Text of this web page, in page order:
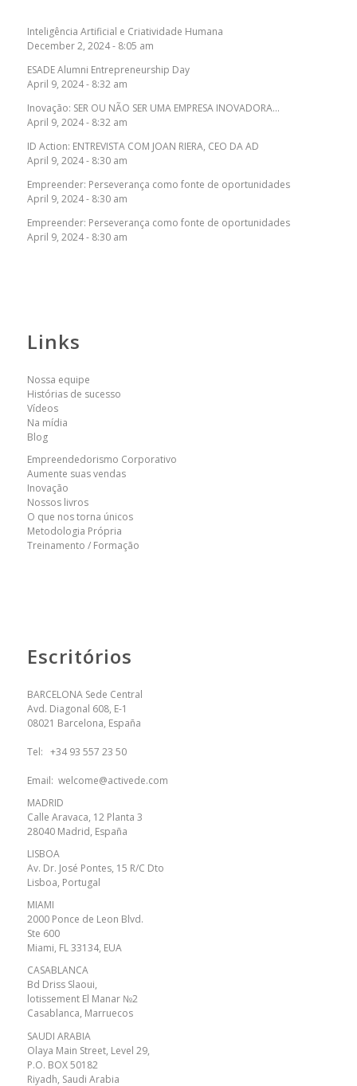
Inteligência Artificial e Criatividade Humana
December 2, 2024 - 8:05 am
ESADE Alumni Entrepreneurship Day
April 9, 2024 - 8:32 am
Inovação: SER OU NÃO SER UMA EMPRESA INOVADORA…
April 9, 2024 - 8:32 am
ID Action: ENTREVISTA COM JOAN RIERA, CEO DA AD
April 9, 2024 - 8:30 am
Empreender: Perseverança como fonte de oportunidades
April 9, 2024 - 8:30 am
Empreender: Perseverança como fonte de oportunidades
April 9, 2024 - 8:30 am
Links
Nossa equipe
Histórias de sucesso
Vídeos
Na mídia
Blog
Empreendedorismo Corporativo
Aumente suas vendas
Inovação
Nossos livros
O que nos torna únicos
Metodologia Própria
Treinamento / Formação
Escritórios
BARCELONA Sede Central
Avd. Diagonal 608, E-1
08021 Barcelona, España
Tel: +34 93 557 23 50
Email: welcome@activede.com
MADRID
Calle Aravaca, 12 Planta 3
28040 Madrid, España
LISBOA
Av. Dr. José Pontes, 15 R/C Dto
Lisboa, Portugal
MIAMI
2000 Ponce de Leon Blvd.
Ste 600
Miami, FL 33134, EUA
CASABLANCA
Bd Driss Slaoui,
lotissement El Manar №2
Casablanca, Marruecos
SAUDI ARABIA
Olaya Main Street, Level 29,
P.O. BOX 50182
Riyadh, Saudi Arabia